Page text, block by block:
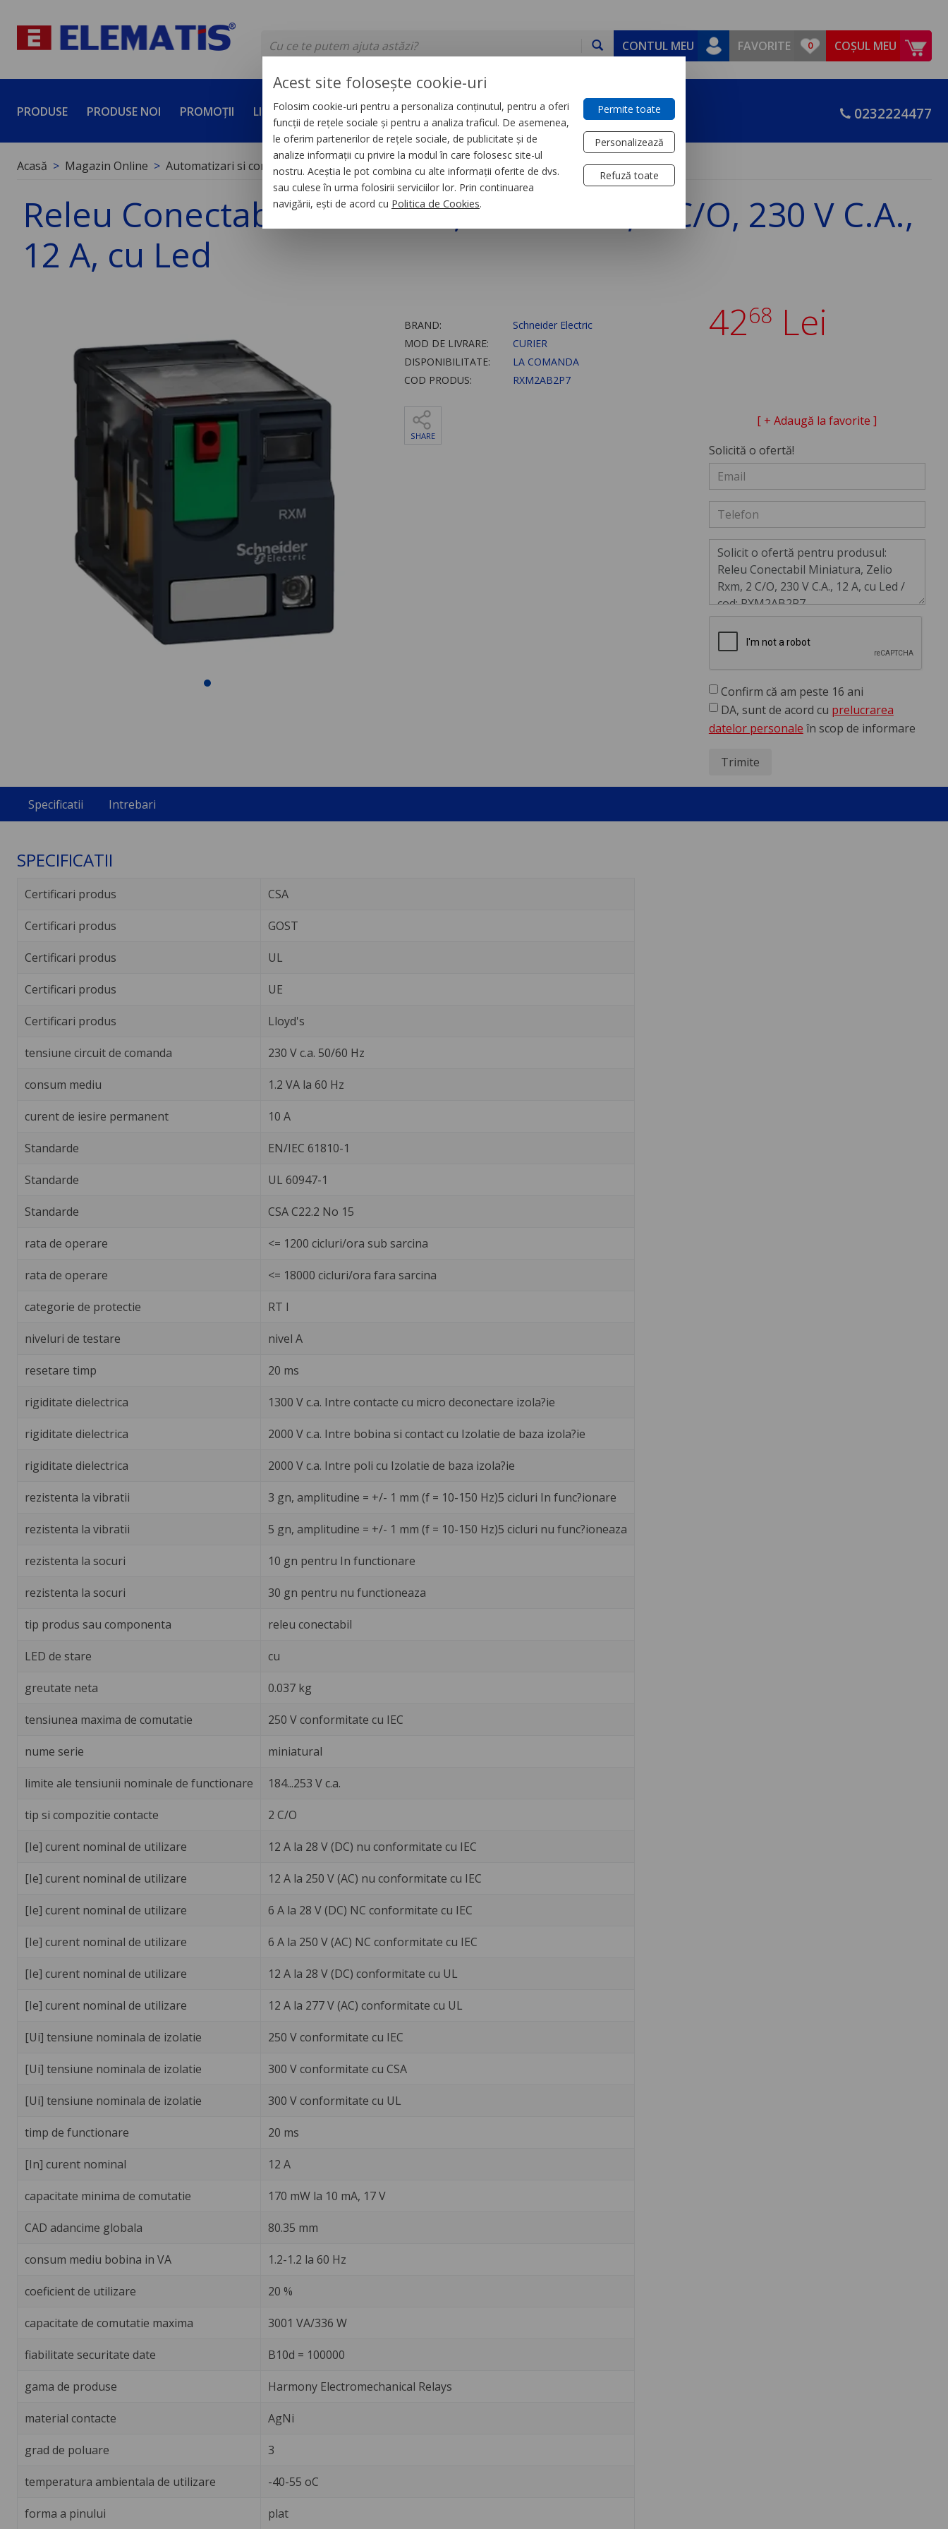
CONTUL MEU FAVORITE COȘUL MEU
PRODUSE PRODUSE NOI PROMOȚII LICHIDĂRI DE STOC SERVICII DEVINO PARTENER CONTACT 0232224477
Acasă Magazin Online Automatizari si control industrial Relee
Releu Conectabil Miniatura, Zelio Rxm, 2 C/O, 230 V C.A.,
12 A, cu Led
BRAND:
Schneider Electric
MOD DE LIVRARE:
CURIER
DISPONIBILITATE:
LA COMANDA
COD PRODUS:
RXM2AB2P7
SHARE
4268 Lei
[ + Adaugă la favorite ]
Solicită o ofertă!
Confirm că am peste 16 ani
DA, sunt de acord cu prelucrarea
datelor personale în scop de informare
Trimite
Specificatii Intrebari
SPECIFICATII
Certificari produs CSA
Certificari produs GOST
Certificari produs UL
Certificari produs UE
Certificari produs Lloyd's
tensiune circuit de comanda 230 V c.a. 50/60 Hz
consum mediu 1.2 VA la 60 Hz
curent de iesire permanent 10 A
Standarde EN/IEC 61810-1
Standarde UL 60947-1
Standarde CSA C22.2 No 15
rata de operare <= 1200 cicluri/ora sub sarcina
rata de operare <= 18000 cicluri/ora fara sarcina
categorie de protectie RT I
niveluri de testare nivel A
resetare timp 20 ms
rigiditate dielectrica 1300 V c.a. Intre contacte cu micro deconectare izola?ie
rigiditate dielectrica 2000 V c.a. Intre bobina si contact cu Izolatie de baza izola?ie
rigiditate dielectrica 2000 V c.a. Intre poli cu Izolatie de baza izola?ie
rezistenta la vibratii 3 gn, amplitudine = +/- 1 mm (f = 10-150 Hz)5 cicluri In func?ionare
rezistenta la vibratii 5 gn, amplitudine = +/- 1 mm (f = 10-150 Hz)5 cicluri nu func?ioneaza
rezistenta la socuri 10 gn pentru In functionare
rezistenta la socuri 30 gn pentru nu functioneaza
tip produs sau componenta releu conectabil
LED de stare cu
greutate neta 0.037 kg
tensiunea maxima de comutatie 250 V conformitate cu IEC
nume serie miniatural
limite ale tensiunii nominale de functionare 184...253 V c.a.
tip si compozitie contacte 2 C/O
[Ie] curent nominal de utilizare 12 A la 28 V (DC) nu conformitate cu IEC
[Ie] curent nominal de utilizare 12 A la 250 V (AC) nu conformitate cu IEC
[Ie] curent nominal de utilizare 6 A la 28 V (DC) NC conformitate cu IEC
[Ie] curent nominal de utilizare 6 A la 250 V (AC) NC conformitate cu IEC
[Ie] curent nominal de utilizare 12 A la 28 V (DC) conformitate cu UL
[Ie] curent nominal de utilizare 12 A la 277 V (AC) conformitate cu UL
[Ui] tensiune nominala de izolatie 250 V conformitate cu IEC
[Ui] tensiune nominala de izolatie 300 V conformitate cu CSA
[Ui] tensiune nominala de izolatie 300 V conformitate cu UL
timp de functionare 20 ms
[In] curent nominal 12 A
capacitate minima de comutatie 170 mW la 10 mA, 17 V
CAD adancime globala 80.35 mm
consum mediu bobina in VA 1.2-1.2 la 60 Hz
coeficient de utilizare 20 %
capacitate de comutatie maxima 3001 VA/336 W
fiabilitate securitate date B10d = 100000
gama de produse Harmony Electromechanical Relays
material contacte AgNi
grad de poluare 3
temperatura ambientala de utilizare -40-55 oC
forma a pinului plat
Acest site folosește cookie-uri
Folosim cookie-uri pentru a personaliza conținutul, pentru a oferi
funcții de rețele sociale și pentru a analiza traficul. De asemenea,
le oferim partenerilor de rețele sociale, de publicitate și de
analize informații cu privire la modul în care folosesc site-ul
nostru. Aceștia le pot combina cu alte informații oferite de dvs.
sau culese în urma folosirii serviciilor lor. Prin continuarea
navigării, ești de acord cu Politica de Cookies.
Permite toate
Personalizează
Refuză toate